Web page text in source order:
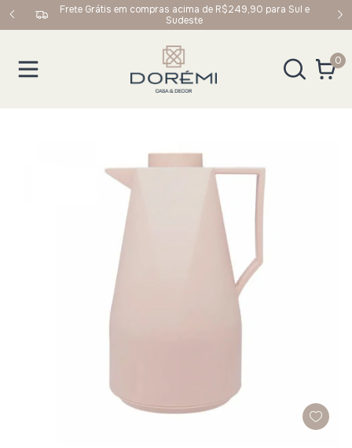
Frete Grátis em compras acima de R$249,90 para Sul e
Sudeste
0